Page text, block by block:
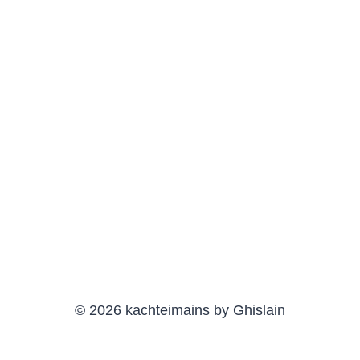
© 2026 kachteimains by Ghislain